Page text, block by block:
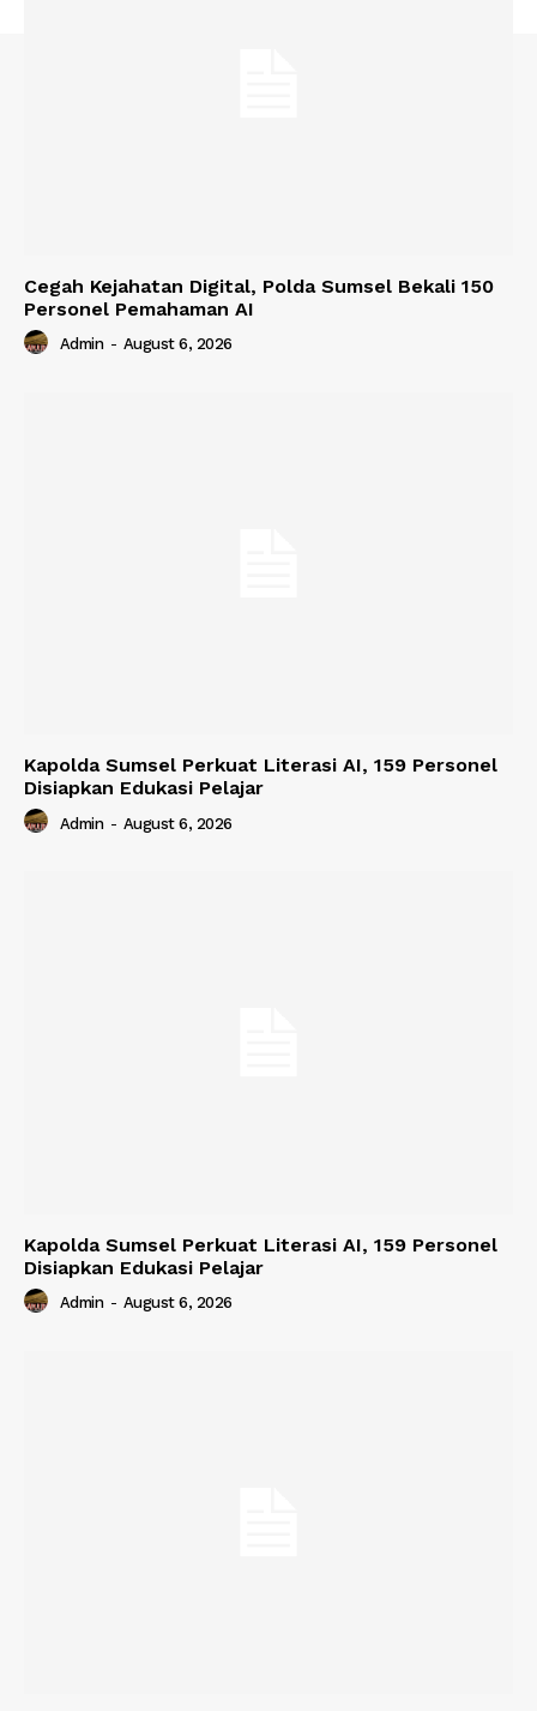
Cegah Kejahatan Digital, Polda Sumsel Bekali 150
Personel Pemahaman AI
Admin - August 6, 2026
Kapolda Sumsel Perkuat Literasi AI, 159 Personel
Disiapkan Edukasi Pelajar
Admin - August 6, 2026
Kapolda Sumsel Perkuat Literasi AI, 159 Personel
Disiapkan Edukasi Pelajar
Admin - August 6, 2026